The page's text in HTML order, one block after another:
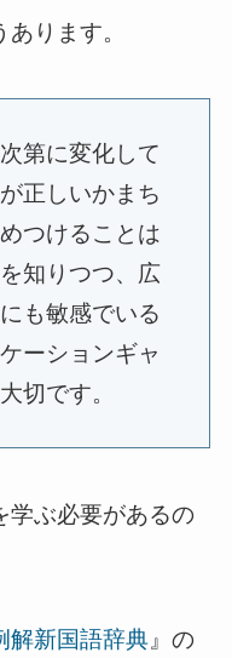
ります。
第に変化して
正しいかまち
つけることは
知りつつ、広
も敏感でいる
ーションギャ
切です。
学ぶ必要があるの
解新国語辞典』の